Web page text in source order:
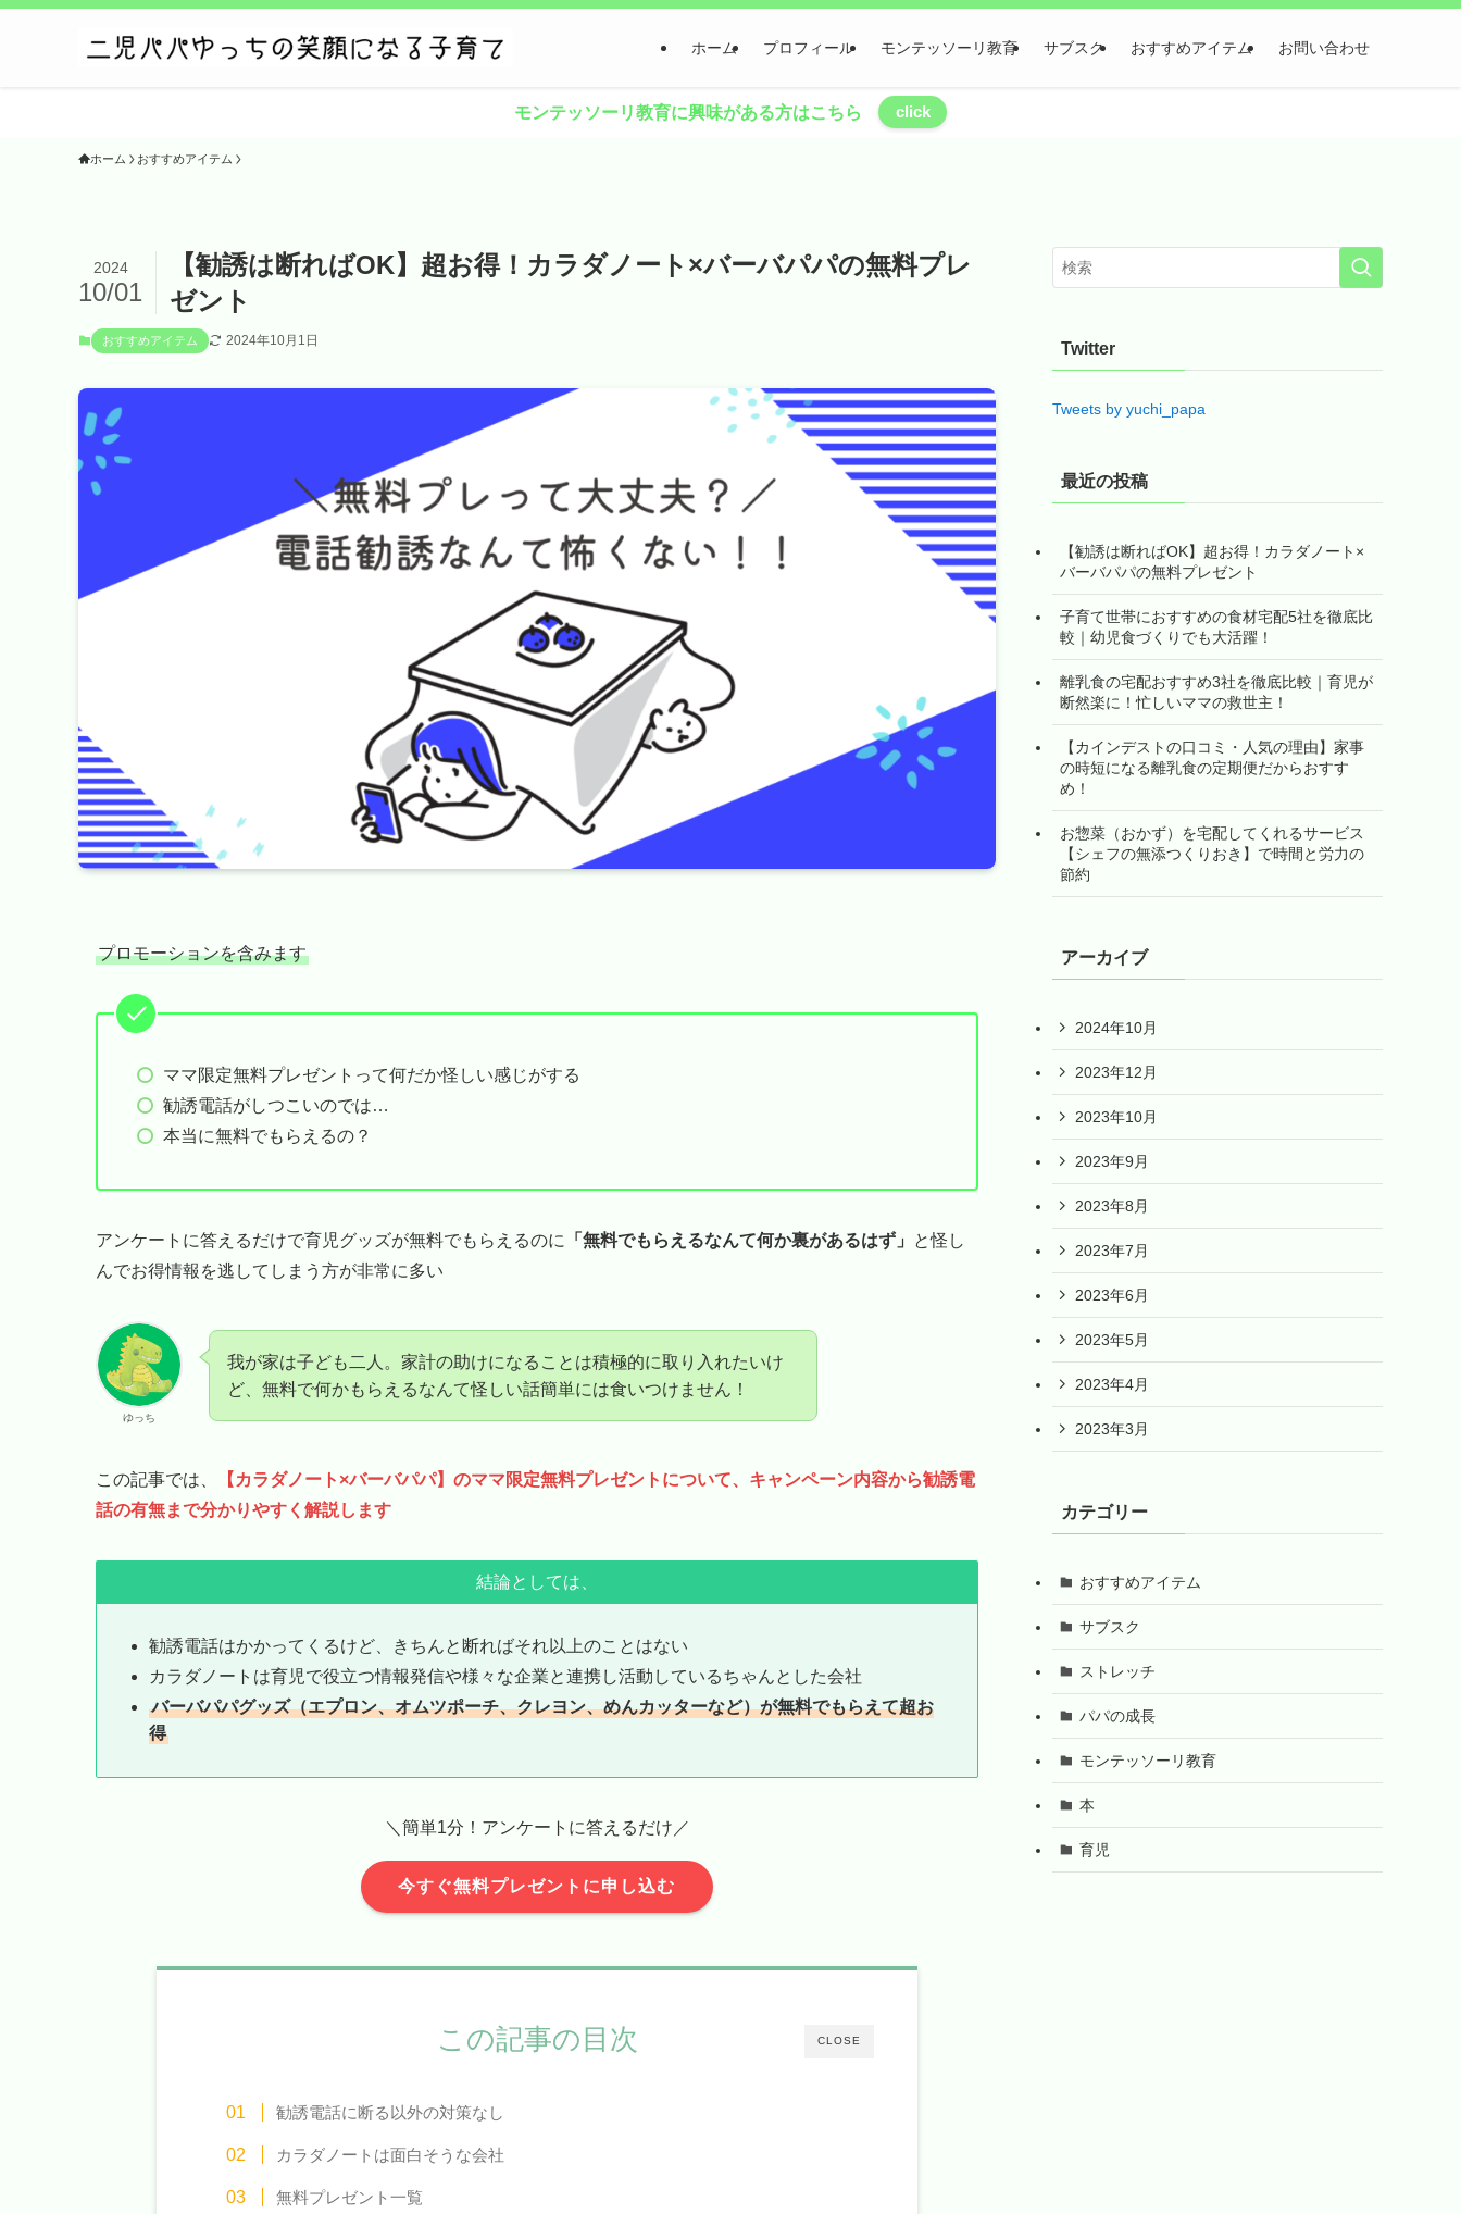
ホーム プロフィール モンテッソーリ教育 サブスク おすすめアイテム お問い合わせ
モンテッソーリ教育に興味がある方はこちら click
ホーム おすすめアイテム
【勧誘は断ればOK】超お得！カラダノート×バーバパパの無料プレ
ゼント
2024
10/01
おすすめアイテム 2024年10月1日
プロモーションを含みます
ママ限定無料プレゼントって何だか怪しい感じがする
勧誘電話がしつこいのでは…
本当に無料でもらえるの？
アンケートに答えるだけで育児グッズが無料でもらえるのに 「無料でもらえるなんて何か裏があるはず」
と怪し
んでお得情報を逃してしまう方が非常に多い
ゆっち
我が家は子ども二人。家計の助けになることは積極的に取り入れたいけ
ど、無料で何かもらえるなんて怪しい話簡単には食いつけません！
この記事では、
【カラダノート×バーバパパ】のママ限定無料プレゼントについて、キャンペーン内容から勧誘電
話の有無まで分かりやすく解説します
結論としては、
勧誘電話はかかってくるけど、きちんと断ればそれ以上のことはない
カラダノートは育児で役立つ情報発信や様々な企業と連携し活動しているちゃんとした会社
バーバパパグッズ（エプロン、オムツポーチ、クレヨン、めんカッターなど）が無料でもらえて超お
得
＼簡単1分！アンケートに答えるだけ／
今すぐ無料プレゼントに申し込む
CLOSE
この記事の目次
勧誘電話に断る以外の対策なし
カラダノートは面白そうな会社
無料プレゼント一覧
Twitter
Tweets by yuchi_papa
最近の投稿
【勧誘は断ればOK】超お得！カラダノート×
バーバパパの無料プレゼント
子育て世帯におすすめの食材宅配5社を徹底比
較｜幼児食づくりでも大活躍！
離乳食の宅配おすすめ3社を徹底比較｜育児が
断然楽に！忙しいママの救世主！
【カインデストの口コミ・人気の理由】家事
の時短になる離乳食の定期便だからおすす
め！
お惣菜（おかず）を宅配してくれるサービス
【シェフの無添つくりおき】で時間と労力の
節約
アーカイブ
2024年10月
2023年12月
2023年10月
2023年9月
2023年8月
2023年7月
2023年6月
2023年5月
2023年4月
2023年3月
カテゴリー
おすすめアイテム
サブスク
ストレッチ
パパの成長
モンテッソーリ教育
本
育児